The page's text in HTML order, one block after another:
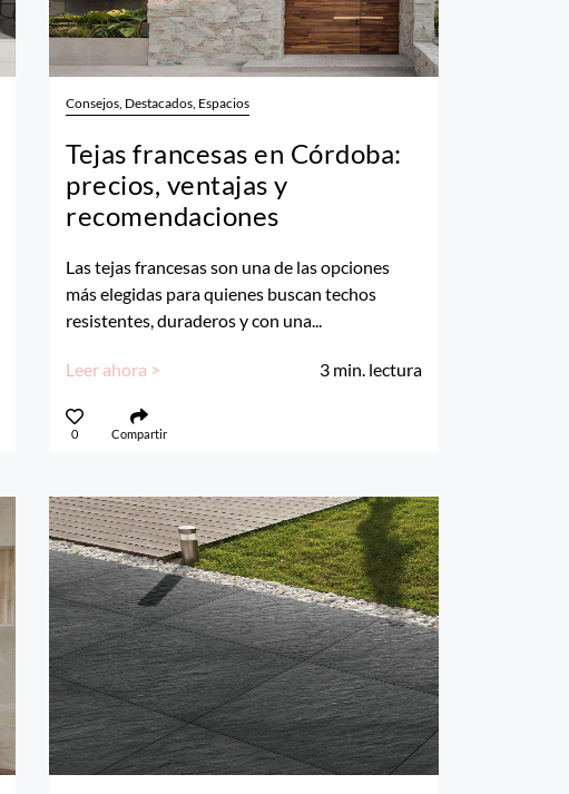
Consejos, Destacados, Espacios
Tejas francesas en Córdoba:
precios, ventajas y
recomendaciones
Las tejas francesas son una de las opciones
más elegidas para quienes buscan techos
resistentes, duraderos y con una...
Leer ahora > 3 min. lectura
0 Compartir